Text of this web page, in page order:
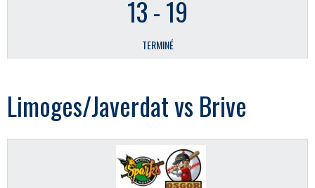
13-19
TERMINÉ
Limoges/Javerdat vs Brive